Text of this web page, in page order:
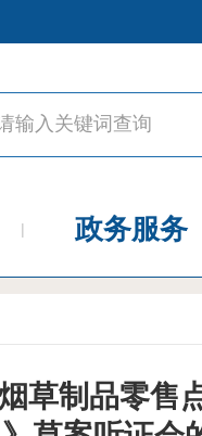
政务服务
草制品零售